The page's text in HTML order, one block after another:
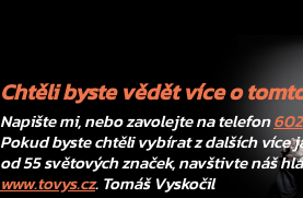
Chtěli byste vědět více o
Napište mi, nebo zavolejte na telefon
Pokud byste chtěli vybírat z dalších
od 55 světových značek, navštivte náš
www.tovys.cz. Tomáš Vyskočil